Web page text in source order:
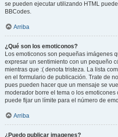
se pueden ejecutar utilizando HTML
BBCodes.
Arriba
¿Qué son los emoticonos?
Los emoticonos son pequeñas imágenes
expresar un sentimiento con un pequeño
mientras que :( denota tristeza. La lista
en el formulario de publicación. Trate de
pues pueden hacer que un mensaje se
moderador borre el tema o los
puede fijar un límite para el número de
Arriba
¿Puedo publicar imagenes?